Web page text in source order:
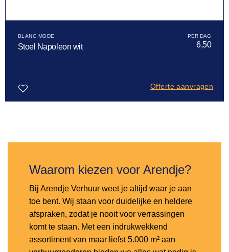
BLANC MODE
Stoel Napoleon wit 6,50
Offerte aanvragen
Waarom kiezen voor Arendje?
Bij Arendje Verhuur weet je altijd waar je aan
toe bent. Wij staan voor duidelijke en heldere
afspraken, zodat je nooit voor verrassingen
komt te staan. Met een indrukwekkend
assortiment van maar liefst 5.000 m² aan